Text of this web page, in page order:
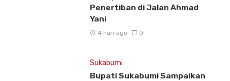
Penertiban di Jalan Ahmad
Yani
4 hari ago 0
Sukabumi
Bupati Sukabumi Sampaikan